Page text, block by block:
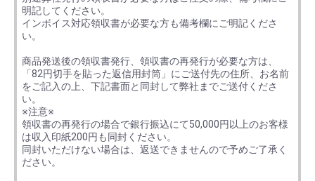
明記してください。
インボイス対応領収書が必要な方も備考欄にご明記くださ
い。
商品発送後の領収書発行、領収書の再発行が必要な方は、
「82円切手を貼った返信用封筒」にご送付先の住所、お名前
をご記入の上、下記書面と同封して弊社までご送付くださ
い。
※注意※
領収書の再発行の場合で銀行振込にて50,000円以上のお客様
は収入印紙200円も同封ください。
同封いただけない場合は、返送できませんので予めご了承く
ださい。